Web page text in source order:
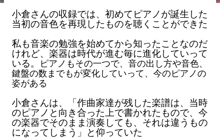
小倉さんの収録では、初めてピアノが誕生した
当初の音色を再現したものを聴くことができた
私も音楽の勉強を始めてから知ったことなのだ
けれど、楽器は時代が進む毎に進化していって
いる。
ピアノもその一つで、音の出し方や音色、
鍵盤の数までもが変化していって、今のピアノの
姿がある
小倉さんは、「作曲家達が残した楽譜は、当時
のピアノと向き合った上で書かれたもので、今
の楽器でそのまま演奏しても、それは違うもの
になってしまう」と仰っていた